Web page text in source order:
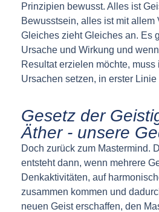
Prinzipien bewusst. Alles ist
Bewusstsein, alles ist mit allem
Gleiches zieht Gleiches an. Es
Ursache und Wirkung und
Resultat erzielen möchte, muss
Ursachen setzen, in erster
Gesetz der
Äther - unsere
Doch zurück zum Mastermind.
entsteht dann, wenn mehrere
Denkaktivitäten, auf
zusammen kommen und
neuen Geist erschaffen, den